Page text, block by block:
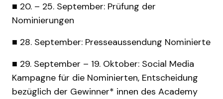
■ 20. – 25. September: Prüfung der
Nominierungen
■ 28. September: Presseaussendung Nominierte
■ 29. September – 19. Oktober: Social Media
Kampagne für die Nominierten, Entscheidung
bezüglich der Gewinner* innen des Academy